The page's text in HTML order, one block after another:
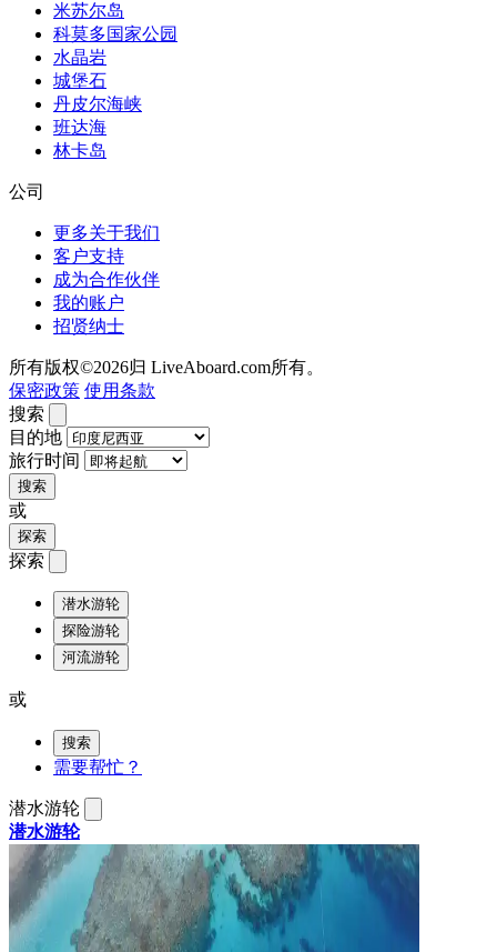
米苏尔岛
科莫多国家公园
水晶岩
城堡石
丹皮尔海峡
班达海
林卡岛
公司
更多关于我们
客户支持
成为合作伙伴
我的账户
招贤纳士
所有版权©2026归 LiveAboard.com所有。
保密政策 使用条款
搜索
目的地
旅行时间
搜索
或
探索
探索
潜水游轮
探险游轮
河流游轮
或
搜索
需要帮忙？
潜水游轮
潜水游轮